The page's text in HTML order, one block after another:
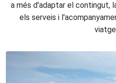
a més d'adaptar el contingut,
els serveis i